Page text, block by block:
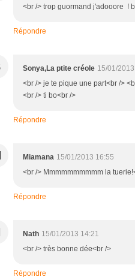
<br /> trop guormand j'adooore !
Répondre
Sonya,La ptite créole 15/01/
<br /> je te pique une part<br />
<br /> ti bo<br />
Répondre
Miamana 15/01/2013 16:55
<br /> Mmmmmmmmmm la
Répondre
Nath 15/01/2013 14:21
<br /> très bonne dée<br />
Répondre